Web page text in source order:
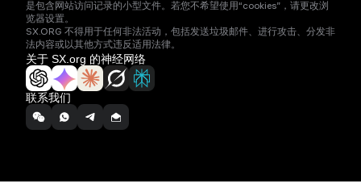
是包含网站访问记录的小型文件。若您不希望使用“cookies”，请更改浏
览器设置。
SX.ORG 不得用于任何非法活动，包括发送垃圾邮件、进行攻击、分发非
法内容或以其他方式违反适用法律。
关于 SX.org 的神经网络
联系我们